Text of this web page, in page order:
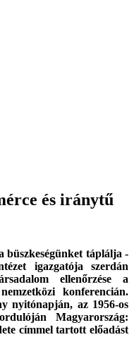
és iránytű
büszkeségünket táplálja -
igazgatója szerdán
ellenőrzése a
konferencián.
nyitónapján, az 1956-os
Magyarország:
címmel tartott előadást